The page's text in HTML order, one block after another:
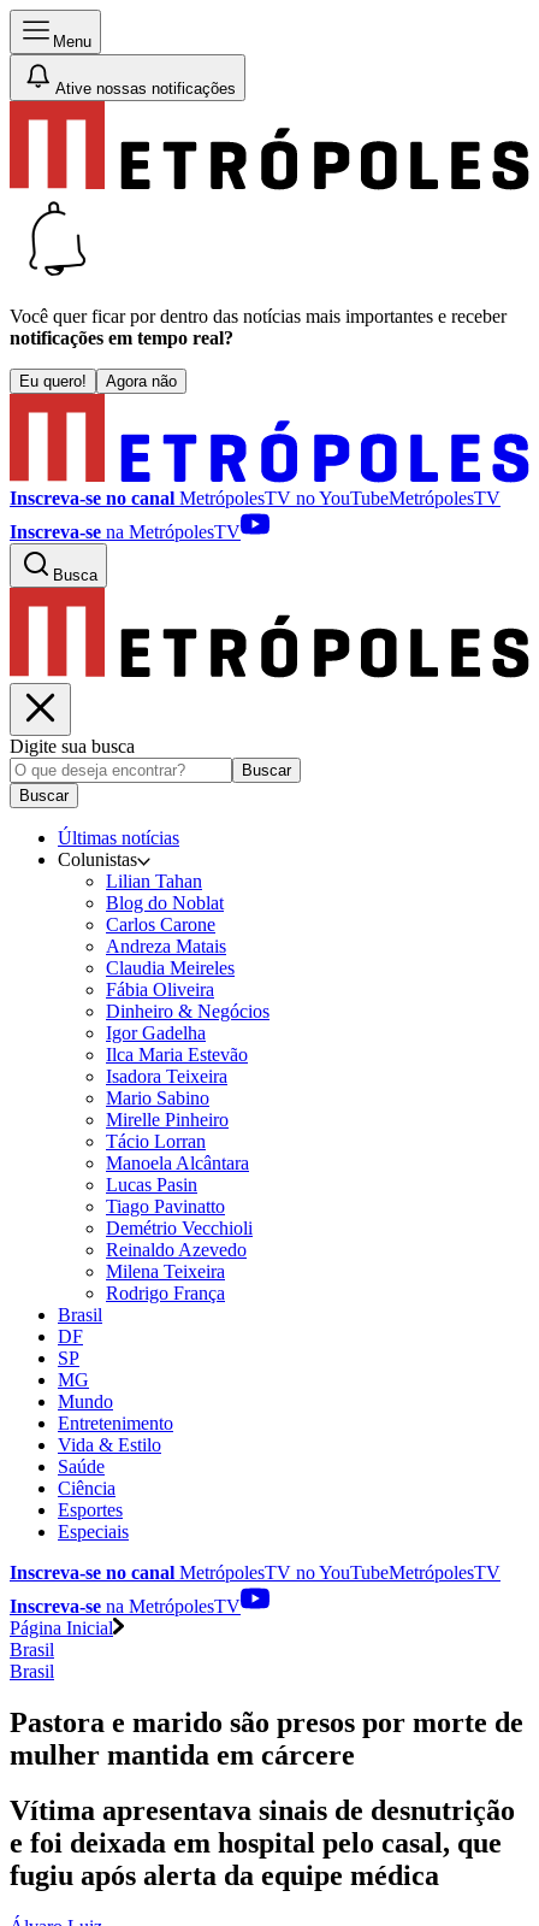
Menu
Ative nossas notificações
Você quer ficar por dentro das notícias mais importantes e receber
notificações em tempo real?
Eu quero! Agora não
Inscreva-se no canal MetrópolesTV noYouTubeMetrópolesTV
Inscreva-se na MetrópolesTV
Busca
Digite sua busca
Buscar
Buscar
Últimas notícias
Colunistas
Lilian Tahan
Blog do Noblat
Carlos Carone
Andreza Matais
Claudia Meireles
Fábia Oliveira
Dinheiro & Negócios
Igor Gadelha
Ilca Maria Estevão
Isadora Teixeira
Mario Sabino
Mirelle Pinheiro
Tácio Lorran
Manoela Alcântara
Lucas Pasin
Tiago Pavinatto
Demétrio Vecchioli
Reinaldo Azevedo
Milena Teixeira
Rodrigo França
Brasil
DF
SP
MG
Mundo
Entretenimento
Vida & Estilo
Saúde
Ciência
Esportes
Especiais
Inscreva-se no canal MetrópolesTV noYouTubeMetrópolesTV
Inscreva-se na MetrópolesTV
Página Inicial
Brasil
Brasil
Pastora e marido são presos por morte de
mulher mantida em cárcere
Vítima apresentava sinais de desnutrição
e foi deixada em hospital pelo casal, que
fugiu após alerta da equipe médica